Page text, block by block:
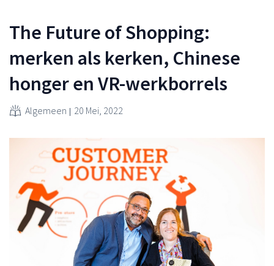
The Future of Shopping:
merken als kerken, Chinese
honger en VR-werkborrels
Algemeen 20 Mei, 2022